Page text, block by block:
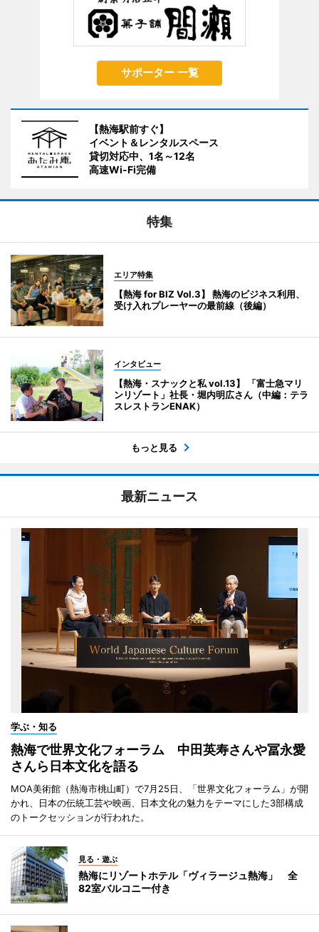
サポーター 一覧
【熱海駅前すぐ】
イベント＆レンタルスペース
貸切対応中、1名～12名
高速Wi-Fi完備
特集
エリア特集
【熱海 for BIZ Vol.3】 熱海のビジネス利用、
受け入れプレーヤーの最前線（後編）
インタビュー
【熱海・スナックと私 vol.13】 「富士急マリ
ンリゾート」社長・堀内明広さん（中編：テラ
スレストランENAK）
もっと見る
最新ニュース
学ぶ・知る
熱海で世界文化フォーラム 中田英寿さんや冨永愛
さんら日本文化を語る
MOA美術館（熱海市桃山町）で7月25日、「世界文化フォーラム」が開
かれ、日本の伝統工芸や映画、日本文化の魅力をテーマにした3部構成
のトークセッションが行われた。
見る・遊ぶ
熱海にリゾートホテル「ヴィラージュ熱海」 全
82室バルコニー付き